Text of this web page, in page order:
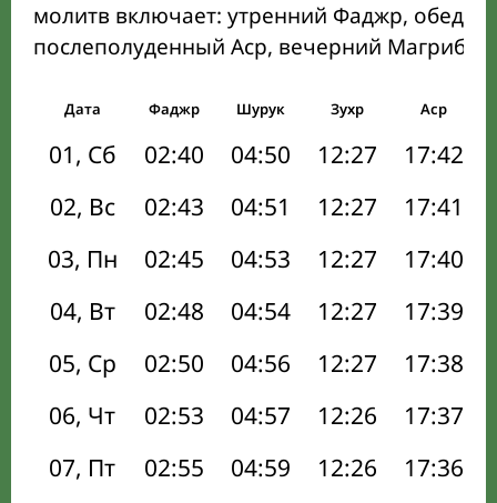
молитв включает: утренний Фаджр,
послеполуденный Аср, вечерний Магриб
Дата Фаджр Шурук Зухр Аср
01, Сб 02:40 04:50 12:27 17:42
02, Вс
02:43 04:51 12:27 17:41
03, Пн
02:45 04:53 12:27 17:40
04, Вт
02:48 04:54 12:27 17:39
05, Ср
02:50 04:56 12:27 17:38
06, Чт
02:53 04:57 12:26 17:37
07, Пт
02:55 04:59 12:26 17:36